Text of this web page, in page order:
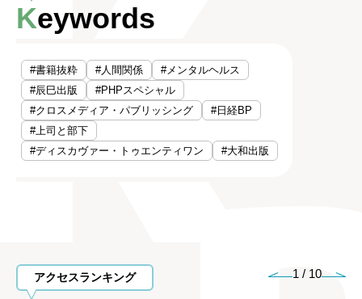
Keywords
#書籍抜粋 #人間関係
#メンタルヘルス
#辰巳出版
#PHPスペシャル
#クロスメディア・パブリッシング
#日経BP
#上司と部下
#ディスカヴァー・トゥエンティワン
#大和出版
アクセスランキング 1 / 10